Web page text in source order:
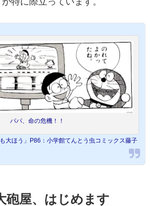
パパ、命の危機！！
大ほう」P86：小学館てんとう虫コミックス藤子
砲屋、はじめます